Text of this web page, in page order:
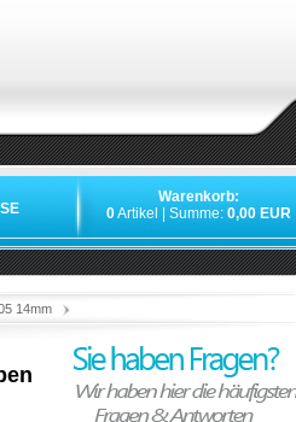
Warenkorb:
0Artikel | Summe: 0,00 EUR
14mm